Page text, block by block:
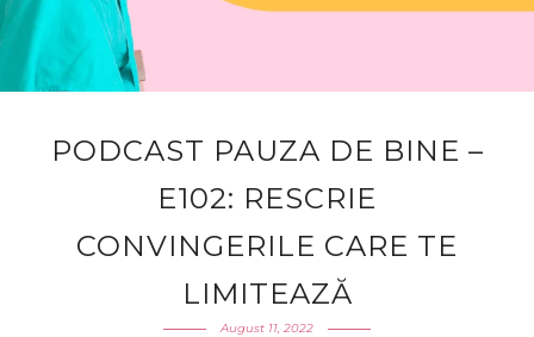
PODCAST PAUZA DE BINE –
E102: RESCRIE
CONVINGERILE CARE TE
LIMITEAZĂ
August 11, 2022